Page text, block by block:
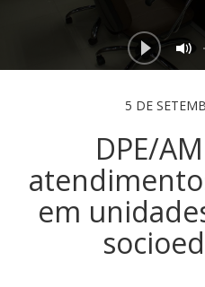
5 DE
DPE/
em